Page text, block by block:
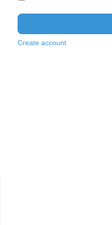
Create account